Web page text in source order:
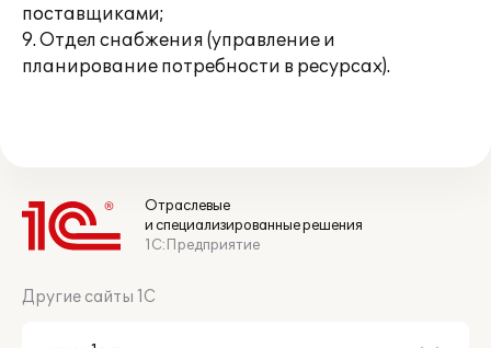
поставщиками;
9. Отдел снабжения (управление и
планирование потребности в ресурсах).
Отраслевые
и специализированные решения
1С:Предприятие
Другие сайты 1С